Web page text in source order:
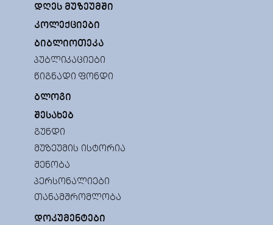
ᲓᲦᲔᲡ ᲛᲣᲖᲔᲣᲛᲨᲘ
ᲙᲝᲚᲔᲥᲪᲘᲔᲑᲘ
ᲑᲘᲑᲚᲘᲝᲗᲔᲙᲐ
ᲞᲣᲑᲚᲘᲙᲐᲪᲘᲔᲑᲘ
ᲬᲘᲒᲜᲐᲓᲘ ᲤᲝᲜᲓᲘ
ᲑᲚᲝᲒᲘ
ᲨᲔᲡᲐᲮᲔᲑ
ᲒᲣᲜᲓᲘ
ᲛᲣᲖᲔᲣᲛᲘᲡ ᲘᲡᲢᲝᲠᲘᲐ
ᲨᲔᲜᲝᲑᲐ
ᲞᲔᲠᲡᲝᲜᲐᲚᲘᲔᲑᲘ
ᲗᲐᲜᲐᲛᲨᲠᲝᲛᲚᲝᲑᲐ
ᲓᲝᲙᲣᲛᲔᲜᲢᲔᲑᲘ